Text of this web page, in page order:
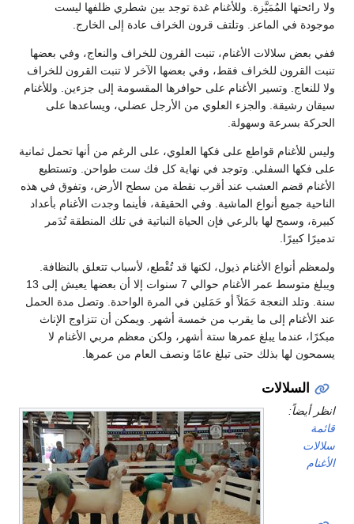
ولا رائحتها المُمَيَّزة. وللأغنام غدة توجد بين شطري ظلفها ليست
موجودة في الماعز. وتلتف قرون الخراف عادة إلى الخارج.
ففي بعض سلالات الأغنام، تنبت القرون للخراف والنعاج، وفي بعضها
تنبت القرون للخراف فقط، وفي بعضها الآخر لا تنبت القرون للخراف
ولا للنعاج. وتسير الأغنام على حوافرها المقسومة إلى جزءين. وللأغنام
سيقان رشيقة. والجزء العلوي من الأرجل عضلي، ويساعدها على
الحركة بسرعة وسهولة.
وليس للأغنام قواطع على فكها العلوي، على الرغم من أنها تحمل ثمانية
على فكها السفلي. وتوجد في نهاية كل فك ست طواحن. وتستطيع
الأغنام قضم العشب عند أقرب نقطة من سطح الأرض، وتفوق في هذه
الناحية جميع أنواع الماشية. وفي الحقيقة، فأينما وجدت الأغنام بأعداد
كبيرة، وسمح لها بالرعي فإن الحياة النباتية في تلك المنطقة تُدَمر
تدميرًا كبيرًا.
ولمعظم أنواع الأغنام ذيول، لكنها قد تُقْطع، لأسباب تتعلق بالنظافة.
ويبلغ متوسط عمر الأغنام حوالي 7 سنوات إلا أن بعضها يعيش إلى 13
سنة. وتلد النعجة حَمَلاً أو حَمَلين في المرة الواحدة. وتصل مدة الحمل
عند الأغنام إلى ما يقرب من خمسة أشهر. ويمكن أن تتزاوج الإناث
مبكرًا، عندما يبلغ عمرها ستة أشهر، ولكن معظم مربي الأغنام لا
يسمحون لها بذلك حتى تبلغ عامًا ونصف العام من عمرها.
السلالات
انظر أيضاً:
قائمة
سلالات
الأغنام